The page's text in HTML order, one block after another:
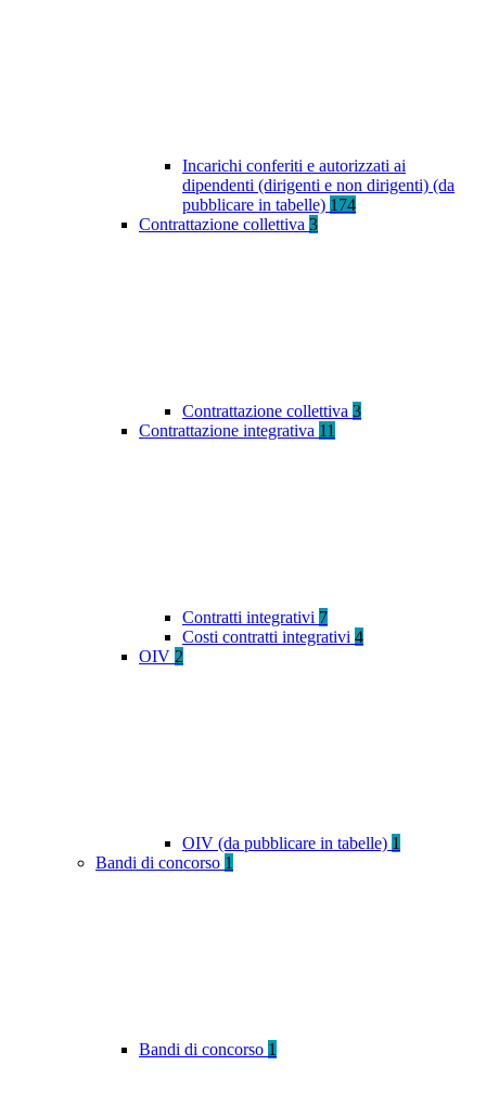
Incarichi conferiti e autorizzati ai
dipendenti (dirigenti e non dirigenti) (da
pubblicare in tabelle) 174
Contrattazione collettiva 3
Contrattazione collettiva 3
Contrattazione integrativa 11
Contratti integrativi 7
Costi contratti integrativi 4
OIV 2
OIV (da pubblicare in tabelle) 1
Bandi di concorso 1
Bandi di concorso 1